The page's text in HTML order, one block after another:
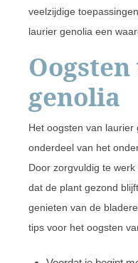
veelzijdige
laurier genolia een
genolia
Het oogsten van
onderdeel van het
Door zorgvuldig te
dat de plant gezond
genieten van de
tips voor het oogsten